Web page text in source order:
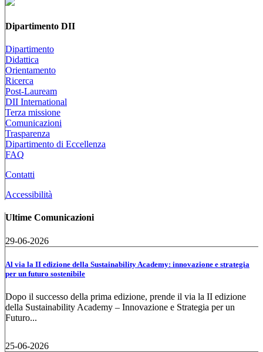
Dipartimento DII
Dipartimento
Didattica
Orientamento
Ricerca
Post-Lauream
DII International
Terza missione
Comunicazioni
Trasparenza
Dipartimento di Eccellenza
FAQ
Contatti
Accessibilità
Ultime Comunicazioni
29-06-2026
Al via la II edizione della Sustainability Academy: innovazione e strategia
per un futuro sostenibile
Dopo il successo della prima edizione, prende il via la II edizione
della Sustainability Academy – Innovazione e Strategia per un
Futuro...
25-06-2026